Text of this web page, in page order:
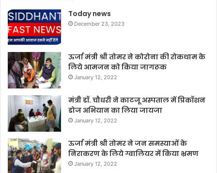
Today news
December 23, 2023
ऊर्जा मंत्री श्री तोमर ने कोरोना की रोकथाम के
लिये आमजन को किया जागरूक
January 12, 2022
मंत्री डॉ. चौधरी ने काटजू अस्पताल में प्रिकॉशन
डोज अभियान का लिया जायजा
January 12, 2022
ऊर्जा मंत्री श्री तोमर ने जन समस्याओं के
निराकरण के लिये ग्वालियर में किया भ्रमण
January 12, 2022